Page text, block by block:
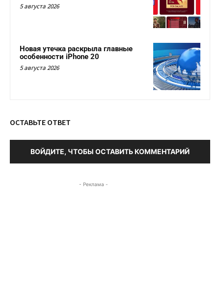
5 августа 2026
Новая утечка раскрыла главные
особенности iPhone 20
5 августа 2026
ОСТАВЬТЕ ОТВЕТ
ВОЙДИТЕ, ЧТОБЫ ОСТАВИТЬ КОММЕНТАРИЙ
- Реклама -